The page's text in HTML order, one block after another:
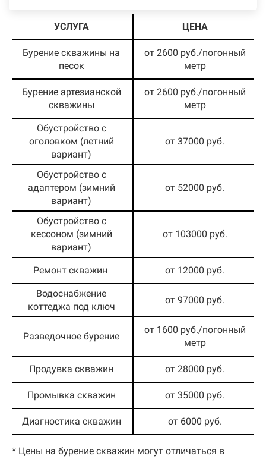
УСЛУГА ЦЕНА
Бурение скважины на
песок
от 2600 руб./погонный
метр
Бурение артезианской
скважины
от 2600 руб./погонный
метр
Обустройство с
оголовком (летний
вариант)
от 37000 руб.
Обустройство с
адаптером (зимний
вариант)
от 52000 руб.
Обустройство с
кессоном (зимний
вариант)
от 103000 руб.
Ремонт скважин от 12000 руб.
Водоснабжение
коттеджа под ключ
от 97000 руб.
Разведочное бурение
от 1600 руб./погонный
метр
Продувка скважин от 28000 руб.
Промывка скважин от 35000 руб.
Диагностика скважин от 6000 руб.
* Цены на бурение скважин могут отличаться в